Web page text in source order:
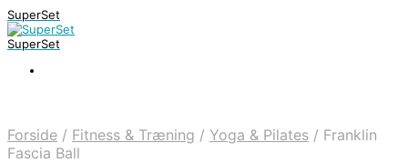
SuperSet
SuperSet
Forside / Fitness & Træning / Yoga & Pilates / Franklin
Fascia Ball